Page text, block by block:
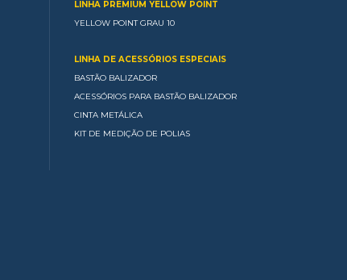
LINHA PREMIUM YELLOW POINT
YELLOW POINT GRAU 10
LINHA DE ACESSÓRIOS ESPECIAIS
BASTÃO BALIZADOR
ACESSÓRIOS PARA BASTÃO BALIZADOR
CINTA METÁLICA
KIT DE MEDIÇÃO DE POLIAS